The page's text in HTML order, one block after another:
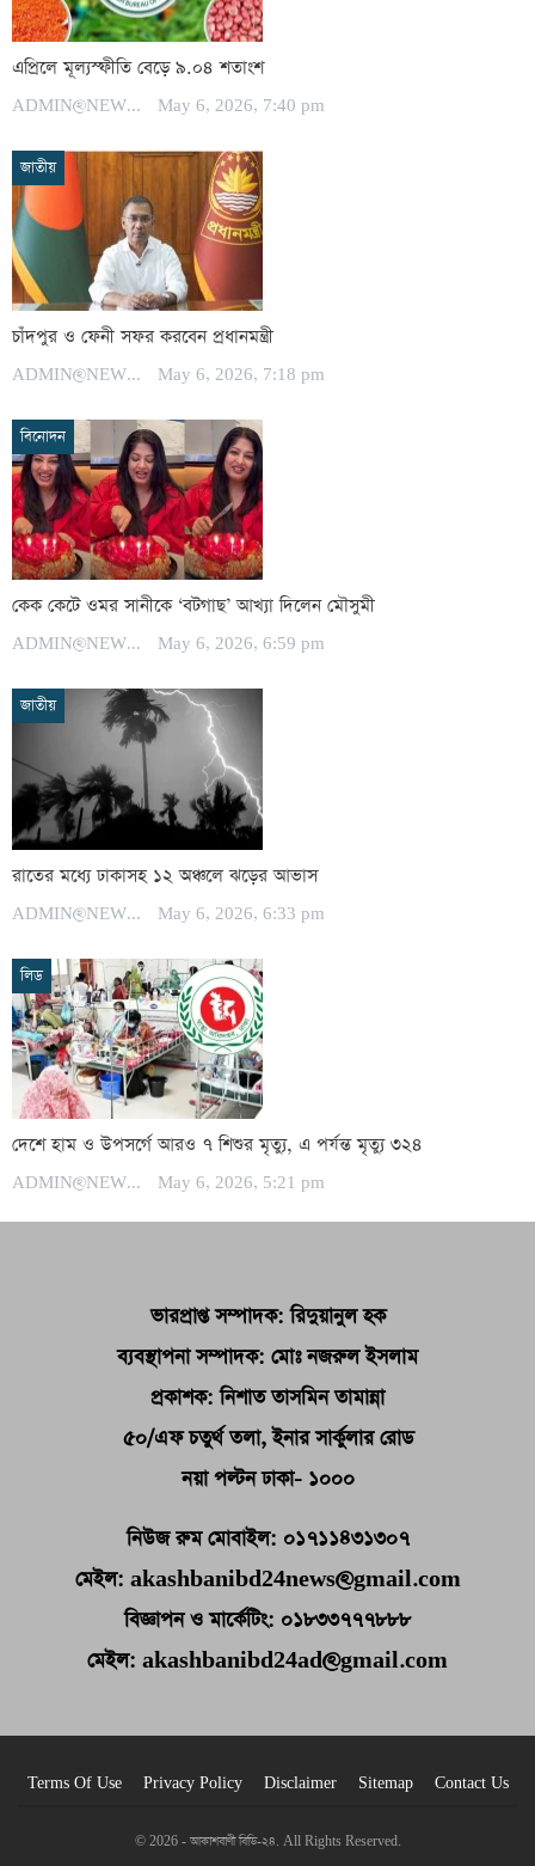
এপ্রিলে মূল্যস্ফীতি বেড়ে ৯.০৪ শতাংশ
ADMIN@NEWSPOST May 6, 2026, 7:40 pm
জাতীয়
চাঁদপুর ও ফেনী সফর করবেন প্রধানমন্ত্রী
ADMIN@NEWSPOST May 6, 2026, 7:18 pm
বিনোদন
কেক কেটে ওমর সানীকে ‘বটগাছ’ আখ্যা দিলেন মৌসুমী
ADMIN@NEWSPOST May 6, 2026, 6:59 pm
জাতীয়
রাতের মধ্যে ঢাকাসহ ১২ অঞ্চলে ঝড়ের আভাস
ADMIN@NEWSPOST May 6, 2026, 6:33 pm
লিড
দেশে হাম ও উপসর্গে আরও ৭ শিশুর মৃত্যু, এ পর্যন্ত মৃত্যু ৩২৪
ADMIN@NEWSPOST May 6, 2026, 5:21 pm
ভারপ্রাপ্ত সম্পাদক: রিদুয়ানুল হক
ব্যবস্থাপনা সম্পাদক: মোঃ নজরুল ইসলাম
প্রকাশক: নিশাত তাসমিন তামান্না
৫০/এফ চতুর্থ তলা, ইনার সার্কুলার রোড
নয়া পল্টন ঢাকা- ১০০০
নিউজ রুম মোবাইল: ০১৭১১৪৩১৩০৭
মেইল: akashbanibd24news@gmail.com
বিজ্ঞাপন ও মার্কেটিং: ০১৮৩৩৭৭৭৮৮৮
মেইল: akashbanibd24ad@gmail.com
Terms Of Use Privacy Policy Disclaimer Sitemap Contact Us
© 2026 - আকাশবাণী বিডি-২৪. All Rights Reserved.